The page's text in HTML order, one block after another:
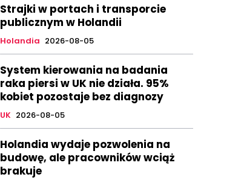
Strajki w portach i transporcie
publicznym w Holandii
Holandia 2026-08-05
System kierowania na badania
raka piersi w UK nie działa. 95%
kobiet pozostaje bez diagnozy
UK 2026-08-05
Holandia wydaje pozwolenia na
budowę, ale pracowników wciąż
brakuje